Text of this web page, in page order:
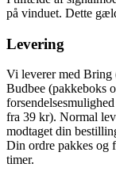
på vinduet. Dette
Levering
Vi leverer med Bring
Budbee (pakkeboks
fra 39 kr). Normal
modtaget din
Din ordre pakkes og
timer.